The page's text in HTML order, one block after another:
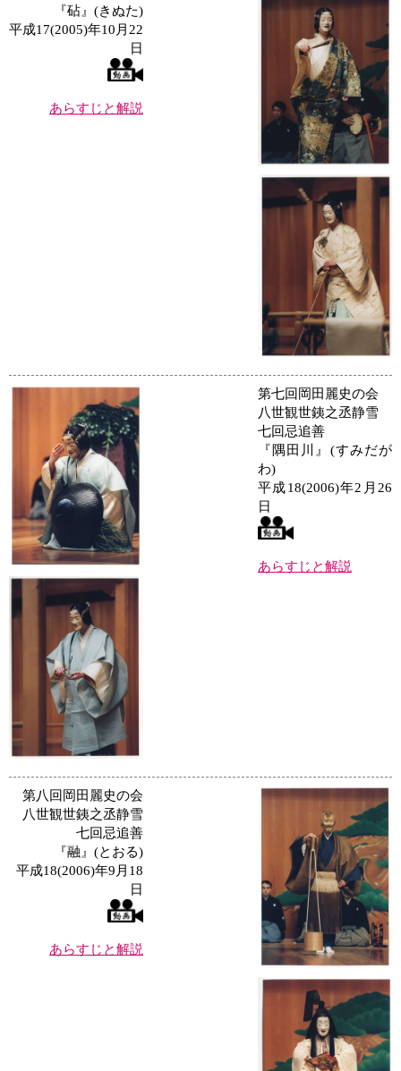
『砧』(きぬた)
平成17(2005)年10月22
日
あらすじと解説
第七回岡田麗史の会
八世観世銕之丞静雪
七回忌追善
『隅田川』(すみだが
わ)
平成18(2006)年2月26
日
あらすじと解説
第八回岡田麗史の会
八世観世銕之丞静雪
七回忌追善
『融』(とおる)
平成18(2006)年9月18
日
あらすじと解説